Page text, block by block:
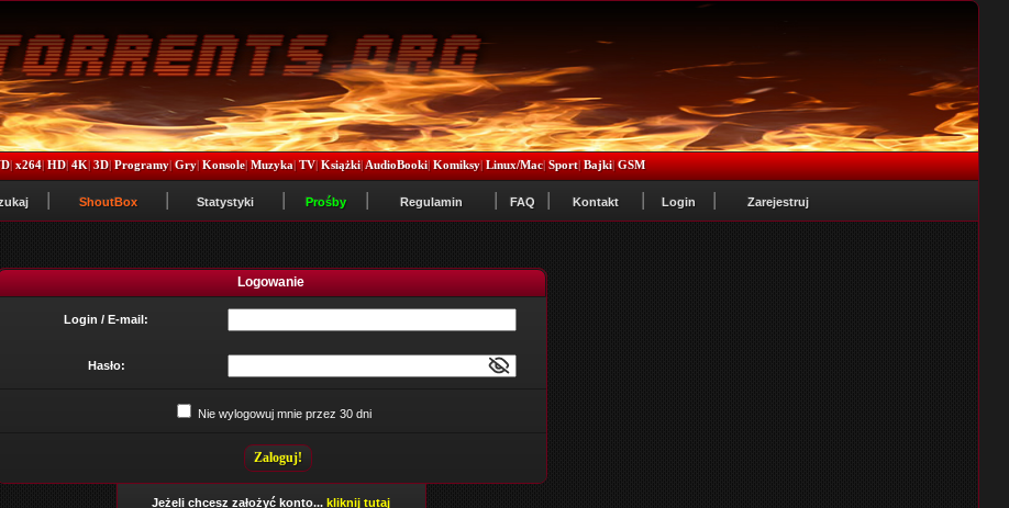
|x264|HD|4K|3D|Programy|Gry|Konsole|Muzyka|TV|Książki|AudioBooki|Komiksy|Linux/Mac|Sport|Bajki|GSM
ShoutBox Statystyki Prośby Regulamin FAQ Kontakt Login Zarejestruj
Logowanie
Login / E-mail:
Hasło:
Nie wylogowuj mnie przez 30 dni
Jeżeli chcesz założyć konto... kliknij tutaj